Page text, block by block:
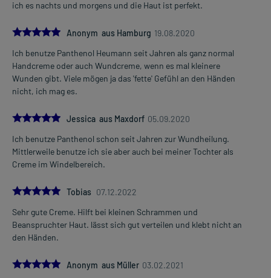
Überdosierung?
Zweifelsfall wenden Sie sich an Ihren Arzt.
Generell gilt: Achten Sie vor allem bei Säuglingen, Kleinkindern und
älteren Menschen auf eine gewissenhafte Dosierung. Im
Zweifelsfalle fragen Sie Ihren Arzt oder Apotheker nach etwaigen
Auswirkungen oder Vorsichtsmaßnahmen.
Eine vom Arzt verordnete Dosierung kann von den Angaben der
Packungsbeilage abweichen. Da der Arzt sie individuell abstimmt,
sollten Sie das Arzneimittel daher nach seinen Anweisungen
anwenden.
Gegenanzeigen:
Was spricht gegen eine Anwendung?
- Überempfindlichkeit gegen die Inhaltsstoffe
Was ist mit Schwangerschaft und Stillzeit?
- Schwangerschaft: Wenden Sie sich an Ihren Arzt. Es spielen
ich es nachts und morgens und die Haut ist perfekt.
5.0Anonym aus Hamburg 19.08.2020
Ich benutze Panthenol Heumann seit Jahren als ganz normal
Handcreme oder auch Wundcreme, wenn es mal kleinere
Wunden gibt. Viele mögen ja das 'fette' Gefühl an den Händen
nicht, ich mag es.
5.0
Jessica aus Maxdorf 05.09.2020
Ich benutze Panthenol schon seit Jahren zur Wundheilung.
Mittlerweile benutze ich sie aber auch bei meiner Tochter als
Creme im Windelbereich.
5.0
Tobias 07.12.2022
Sehr gute Creme. Hilft bei kleinen Schrammen und
Beanspruchter Haut. lässt sich gut verteilen und klebt nicht an
den Händen.
5.0Anonym aus Müller 03.02.2021